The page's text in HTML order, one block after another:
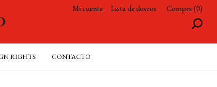
Mi cuenta Lista de deseos Compra (0)
RIGHTS CONTACTO